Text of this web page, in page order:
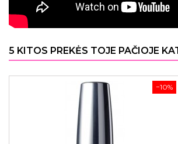
5 KITOS PREKĖS TOJE PAČIOJE
−10%